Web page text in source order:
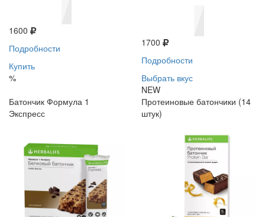
1600
Подробности
Купить
%
1700
Подробности
Выбрать вкус
NEW
Батончик Формула 1
Экспресс
Протеиновые батончики (14
штук)